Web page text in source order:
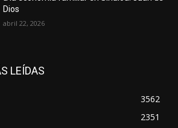
Dios
abril 22, 2026
LEÍDAS
3562
2351